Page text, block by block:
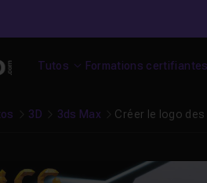
Tutos Formations certifiantes
3D 3ds Max Créer le logo des